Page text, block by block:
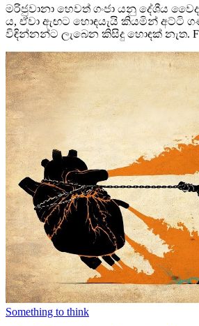
මරිජුවානා හෙවත් ගංජා යනු දේශීය
ය, ඒවා ඇඟට හොඳයැයි කියමින් අට්ටි
විඳින්නන්ට ලැබෙන කිසිදු හොඳක් නැත.
Something to think